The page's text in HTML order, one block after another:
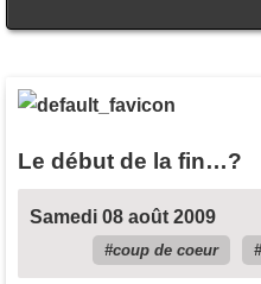
Le début de la fin…?
Samedi 08 août 2009
coup de coeur